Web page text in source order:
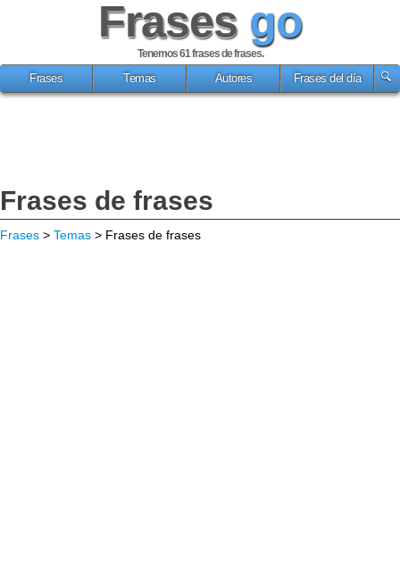
Frases go
Tenemos 61frases de frases.
Frases
Temas Autores Frases del día
Frases de frases
Frases > Temas > Frases de frases